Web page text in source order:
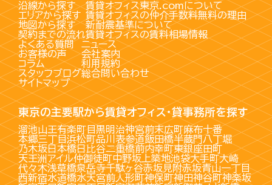
沿線から探す
エリアから探す
地図から探す
契約までの流れ
賃貸オフィス東京.comについて
賃貸オフィスの仲介手数料無料の理由
新耐震基準について
賃貸オフィスの賃料相場情報
よくある質問
お客様の声
コラム
スタッフブログ
サイトマップ
ニュース
会社案内
利用規約
総合問い合わせ
東京の主要駅から賃貸オフィス・貸事務所を探す
溜池山王有楽町目黒明治神宮前末広町麻布十番
本郷三丁目浜松町品川 表参道飯田橋半蔵門八丁堀
乃木坂日本橋日比谷二重橋前内幸町東銀座田町
天王洲アイル仲御徒町中野坂上築地池袋大手町大崎
代々木浅草橋泉岳寺千駄ヶ谷赤坂見附赤坂青山一丁目
西新宿水道橋水天宮前人形町神保町神田神谷町神楽坂